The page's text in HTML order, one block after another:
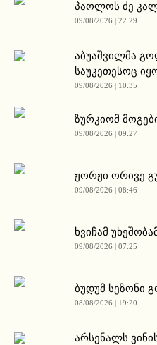
პაოლოს ძე
09/08/2026 | 22:29
აბუაშვილმა
საუკეთესოც
09/08/2026 | 10:35
ზურკიომ
09/08/2026 | 09:27
ჟორჟი ორივე
09/08/2026 | 08:46
ხვიჩამ
09/08/2026 | 07:25
ბუდუმ სეზონი
08/08/2026 | 19:20
არსენალს